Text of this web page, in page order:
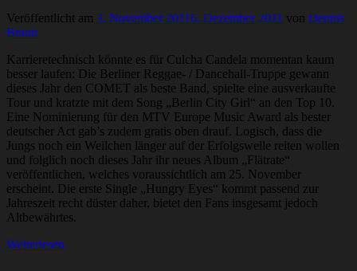
Veröffentlicht am 3. November 20116. Dezember 2011 von Dennis
Braun
Karrieretechnisch könnte es für Culcha Candela momentan kaum
besser laufen: Die Berliner Reggae- / Dancehall-Truppe gewann
dieses Jahr den COMET als beste Band, spielte eine ausverkaufte
Tour und kratzte mit dem Song „Berlin City Girl“ an den Top 10.
Eine Nominierung für den MTV Europe Music Award als bester
deutscher Act gab’s zudem gratis oben drauf. Logisch, dass die
Jungs noch ein Weilchen länger auf der Erfolgswelle reiten wollen
und folglich noch dieses Jahr ihr neues Album „Flätrate“
veröffentlichen, welches voraussichtlich am 25. November
erscheint. Die erste Single „Hungry Eyes“ kommt passend zur
Jahreszeit recht düster daher, bietet den Fans insgesamt jedoch
Altbewährtes.
Weiterlesen